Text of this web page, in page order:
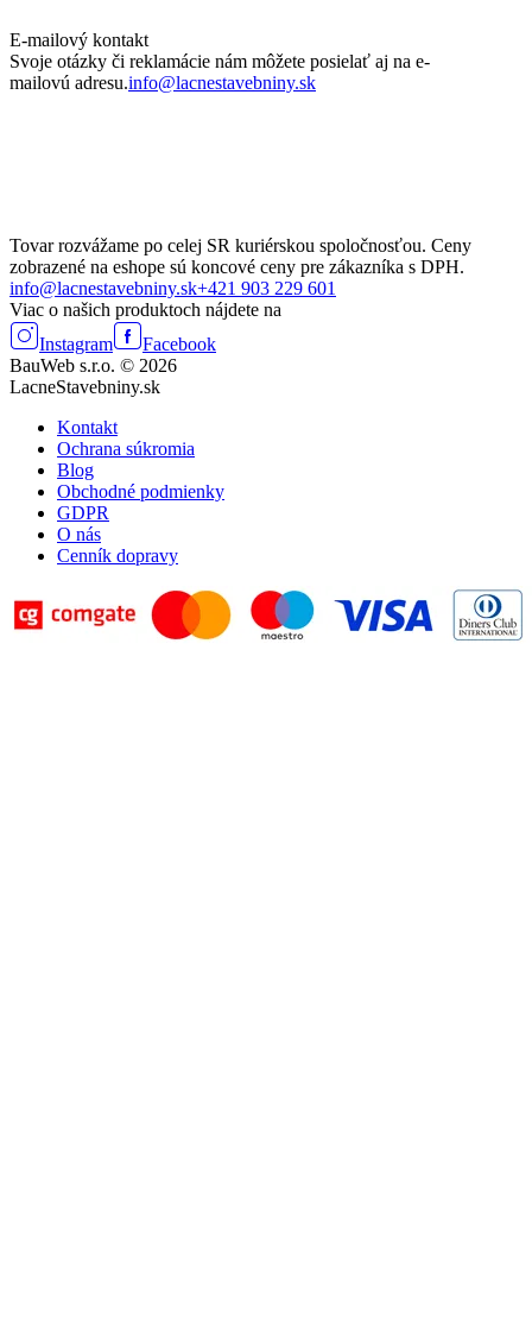
E-mailový kontakt
Svoje otázky či reklamácie nám môžete posielať aj na e-
mailovú adresu.info@lacnestavebniny.sk
Tovar rozvážame po celej SR kuriérskou spoločnosťou. Ceny
zobrazené na eshope sú koncové ceny pre zákazníka s DPH.
info@lacnestavebniny.sk+421 903 229 601
Viac o našich produktoch nájdete na
Instagram
Facebook
BauWeb s.r.o. © 2026
LacneStavebniny.sk
Kontakt
Ochrana súkromia
Blog
Obchodné podmienky
GDPR
O nás
Cenník dopravy